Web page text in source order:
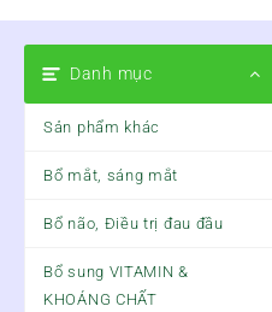
Danh mục
Sản phẩm khác
Bổ mắt, sáng mắt
Bổ não, Điều trị đau đầu
Bổ sung VITAMIN &
KHOÁNG CHẤT